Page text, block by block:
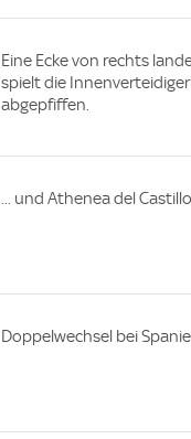
Eine Ecke von rechts
spielt die
abgepfiffen.
... und Athenea del
Doppelwechsel bei